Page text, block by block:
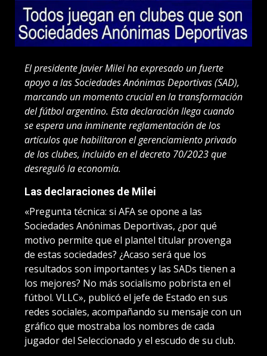
El presidente Javier Milei ha expresado un fuerte
apoyo a las Sociedades Anónimas Deportivas (SAD),
marcando un momento crucial en la transformación
del fútbol argentino. Esta declaración llega cuando
se espera una inminente reglamentación de los
artículos que habilitaron el gerenciamiento privado
de los clubes, incluido en el decreto 70/2023 que
desreguló la economía.
Las declaraciones de Milei
«Pregunta técnica: si AFA se opone a las
Sociedades Anónimas Deportivas, ¿por qué
motivo permite que el plantel titular provenga
de estas sociedades? ¿Acaso será que los
resultados son importantes y las SADs tienen a
los mejores? No más socialismo pobrista en el
fútbol. VLLC», publicó el jefe de Estado en sus
redes sociales, acompañando su mensaje con un
gráfico que mostraba los nombres de cada
jugador del Seleccionado y el escudo de su club.